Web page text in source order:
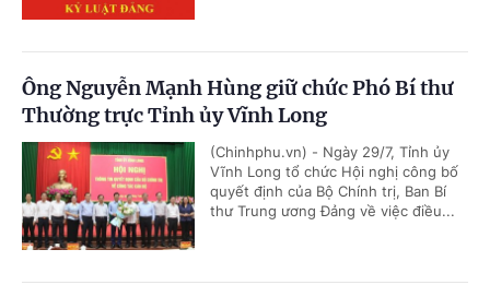
Ông Nguyễn Mạnh Hùng giữ chức Phó Bí thư
Thường trực Tỉnh ủy Vĩnh Long
(Chinhphu.vn) - Ngày 29/7, Tỉnh ủy
Vĩnh Long tổ chức Hội nghị công bố
quyết định của Bộ Chính trị, Ban Bí
thư Trung ương Đảng về việc điều...